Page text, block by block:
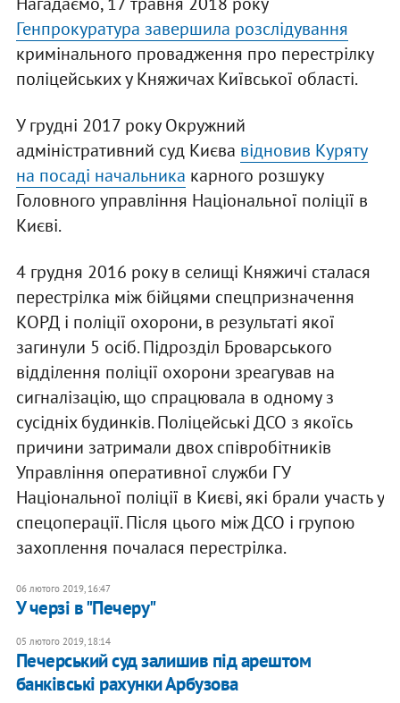
Генпрокуратура завершила розслідування
кримінального провадження про перестрілку
поліцейських у Княжичах Київської області.
У грудні 2017 року Окружний
адміністративний суд Києва відновив Куряту
на посаді начальника карного розшуку
Головного управління Національної поліції в
Києві.
4 грудня 2016 року в селищі Княжичі сталася
перестрілка між бійцями спецпризначення
КОРД і поліції охорони, в результаті якої
загинули 5 осіб. Підрозділ Броварського
відділення поліції охорони зреагував на
сигналізацію, що спрацювала в одному з
сусідніх будинків. Поліцейські ДСО з якоїсь
причини затримали двох співробітників
Управління оперативної служби ГУ
Національної поліції в Києві, які брали участь у
спецоперації. Після цього між ДСО і групою
захоплення почалася перестрілка.
06 лютого 2019, 16:47
У черзі в "Печеру"
05 лютого 2019, 18:14
Печерський суд залишив під арештом
банківські рахунки Арбузова